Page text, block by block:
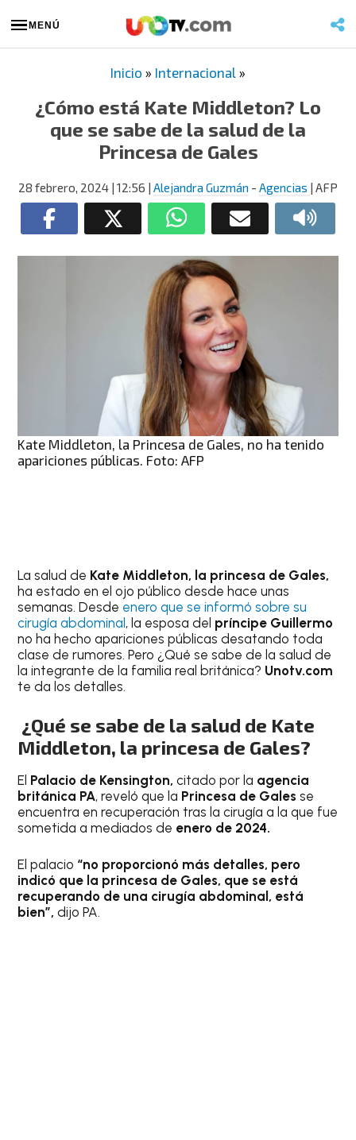
MENÚ
Inicio » Internacional »
¿Cómo está Kate Middleton? Lo
que se sabe de la salud de la
Princesa de Gales
28 febrero, 2024 | 12:56 | Alejandra Guzmán - Agencias | AFP
Kate Middleton, la Princesa de Gales, no ha tenido
apariciones públicas. Foto: AFP
La salud de Kate Middleton, la princesa de Gales,
ha estado en el ojo público desde hace unas
semanas. Desde enero que se informó sobre su
cirugía abdominal, la esposa del príncipe Guillermo
no ha hecho apariciones públicas desatando toda
clase de rumores. Pero ¿Qué se sabe de la salud de
la integrante de la familia real británica? Unotv.com
te da los detalles.
¿Qué se sabe de la salud de Kate
Middleton, la princesa de Gales?
El Palacio de Kensington, citado por la agencia
británica PA, reveló que la Princesa de Gales se
encuentra en recuperación tras la cirugía a la que fue
sometida a mediados de enero de 2024.
El palacio “no proporcionó más detalles, pero
indicó que la princesa de Gales, que se está
recuperando de una cirugía abdominal, está
bien”, dijo PA.